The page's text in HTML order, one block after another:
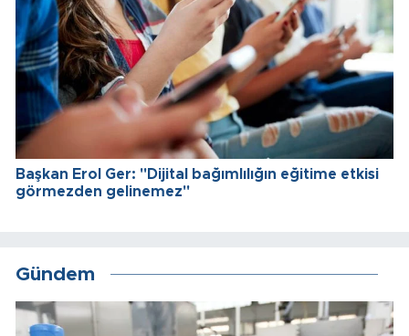
Başkan Erol Ger: "Dijital bağımlılığın eğitime etkisi
görmezden gelinemez"
Gündem